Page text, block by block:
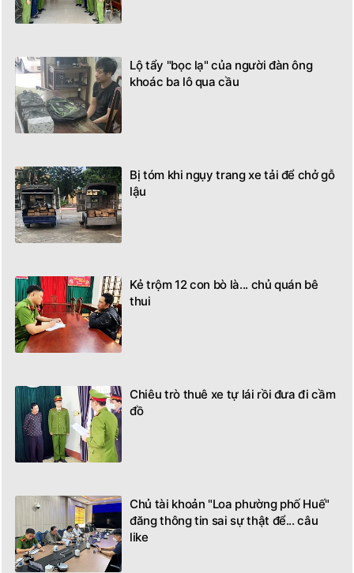
Lộ tẩy "bọc lạ" của người đàn ông
khoác ba lô qua cầu
Bị tóm khi ngụy trang xe tải để chở gỗ
lậu
Kẻ trộm 12 con bò là... chủ quán bê
thui
Chiêu trò thuê xe tự lái rồi đưa đi cầm
đồ
Chủ tài khoản "Loa phường phố Huế"
đăng thông tin sai sự thật để... câu
like